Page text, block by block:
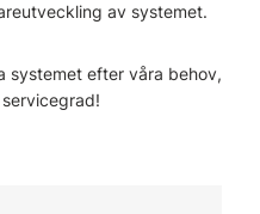
av systemet.
systemet efter våra behov,